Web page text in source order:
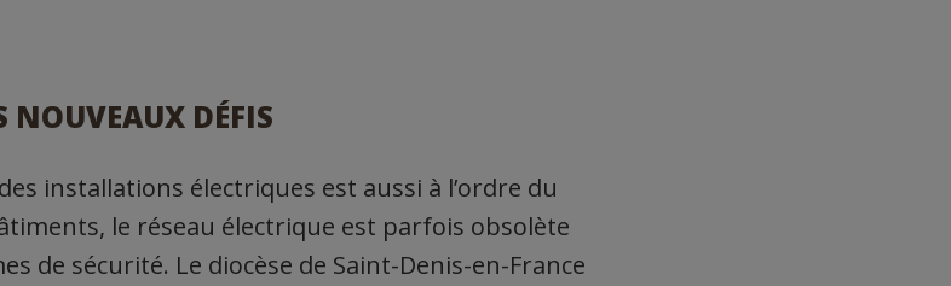
NOUVEAUX DÉFIS
installations électriques est aussi à l’ordre du
le réseau électrique est parfois obsolète
de sécurité. Le diocèse de Saint-Denis-en-France